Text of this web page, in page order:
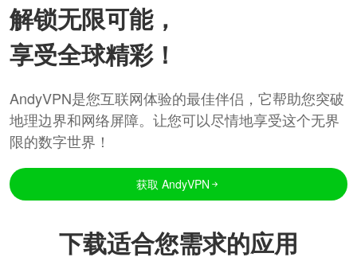
解锁无限可能，
享受全球精彩！
AndyVPN是您互联网体验的最佳伴侣，它帮助您突破
地理边界和网络屏障。让您可以尽情地享受这个无界
限的数字世界！
获取 AndyVPN
下载适合您需求的应用